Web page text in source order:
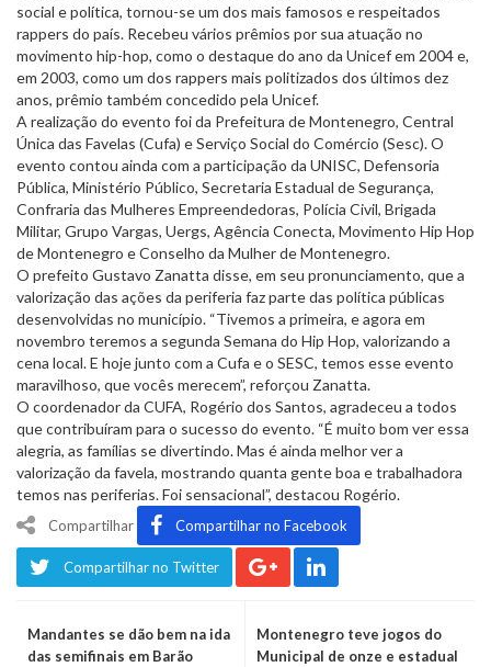
social e política, tornou-se um dos mais famosos e respeitados
rappers do país. Recebeu vários prêmios por sua atuação no
movimento hip-hop, como o destaque do ano da Unicef em 2004 e,
em 2003, como um dos rappers mais politizados dos últimos dez
anos, prêmio também concedido pela Unicef.
A realização do evento foi da Prefeitura de Montenegro, Central
Única das Favelas (Cufa) e Serviço Social do Comércio (Sesc). O
evento contou ainda com a participação da UNISC, Defensoria
Pública, Ministério Público, Secretaria Estadual de Segurança,
Confraria das Mulheres Empreendedoras, Polícia Civil, Brigada
Militar, Grupo Vargas, Uergs, Agência Conecta, Movimento Hip Hop
de Montenegro e Conselho da Mulher de Montenegro.
O prefeito Gustavo Zanatta disse, em seu pronunciamento, que a
valorização das ações da periferia faz parte das política públicas
desenvolvidas no município. “Tivemos a primeira, e agora em
novembro teremos a segunda Semana do Hip Hop, valorizando a
cena local. E hoje junto com a Cufa e o SESC, temos esse evento
maravilhoso, que vocês merecem”, reforçou Zanatta.
O coordenador da CUFA, Rogério dos Santos, agradeceu a todos
que contribuíram para o sucesso do evento. “É muito bom ver essa
alegria, as famílias se divertindo. Mas é ainda melhor ver a
valorização da favela, mostrando quanta gente boa e trabalhadora
temos nas periferias. Foi sensacional”, destacou Rogério.
Compartilhar Compartilhar no Facebook
Compartilhar no Twitter
Mandantes se dão bem na ida
das semifinais em Barão
Montenegro teve jogos do
Municipal de onze e estadual